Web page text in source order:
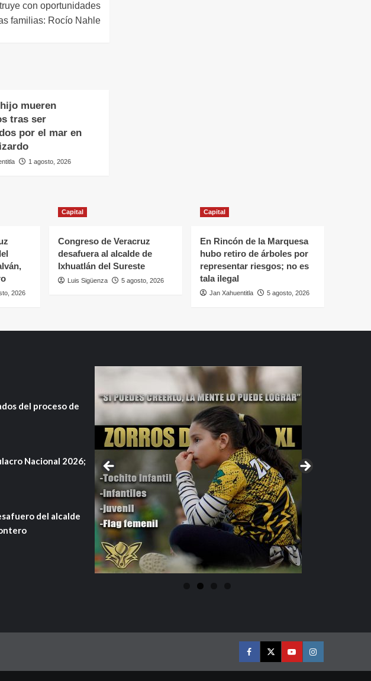
con oportunidades
familias: Rocío Nahle
mueren
tras ser
por el mar en
1 agosto, 2026
2026
Capital
Congreso de Veracruz
desafuera al alcalde de
Ixhuatlán del Sureste
Luis Sigüenza 5 agosto, 2026
Capital
En Rincón de la Marquesa
hubo retiro de árboles por
representar riesgos; no es
tala ilegal
Jan Xahuentitla 5 agosto, 2026
del proceso de
Nacional 2026;
del alcalde